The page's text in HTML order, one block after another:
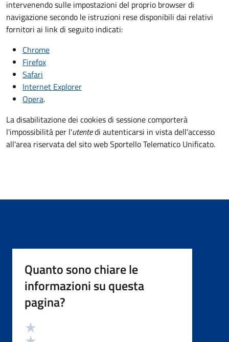
intervenendo sulle impostazioni del proprio browser di
navigazione secondo le istruzioni rese disponibili dai relativi
fornitori ai link di seguito indicati:
Chrome
Firefox
Safari
Internet Explorer
Opera.
La disabilitazione dei cookies di sessione comporterà
l'impossibilità per l'utentedi autenticarsi in vista dell'accesso
all'area riservata del sito web Sportello Telematico Unificato.
Quanto sono chiare le
informazioni su questa
pagina?
Valutazione